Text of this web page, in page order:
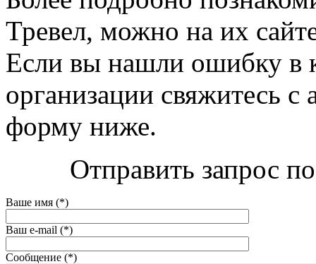
Тревел, можно на их
Если вы нашли ошибку в
организации свяжитесь
форму ниже.
Отправить запрос
Ваше имя (*)
Ваш e-mail (*)
Сообщение (*)